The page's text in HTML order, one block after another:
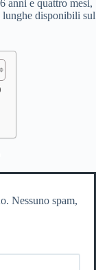
anni e quattro mesi,
lunghe disponibili sul
Nessuno spam,